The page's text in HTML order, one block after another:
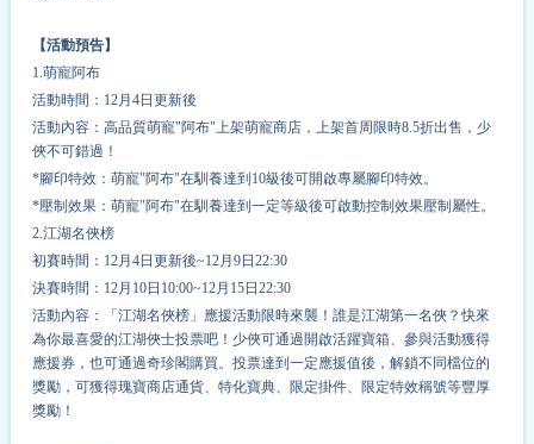
【活動預告】
1.萌寵阿布
活動時間：12月4日更新後
活動內容：高品質萌寵"阿布"上架萌寵商店，上架首周限時8.5折出售，少
俠不可錯過！
*腳印特效：萌寵"阿布"在馴養達到10級後可開啟專屬腳印特效。
*壓制效果：萌寵"阿布"在馴養達到一定等級後可啟動控制效果壓制屬性。
2.江湖名俠榜
初賽時間：12月4日更新後~12月9日22:30
決賽時間：12月10日10:00~12月15日22:30
活動內容：「江湖名俠榜」應援活動限時來襲！誰是江湖第一名俠？快來
為你最喜愛的江湖俠士投票吧！少俠可通過開啟活躍寶箱、參與活動獲得
應援券，也可通過奇珍閣購買。投票達到一定應援值後，解鎖不同檔位的
獎勵，可獲得瑰寶商店通貨、特化寶典、限定掛件、限定特效稱號等豐厚
獎勵！